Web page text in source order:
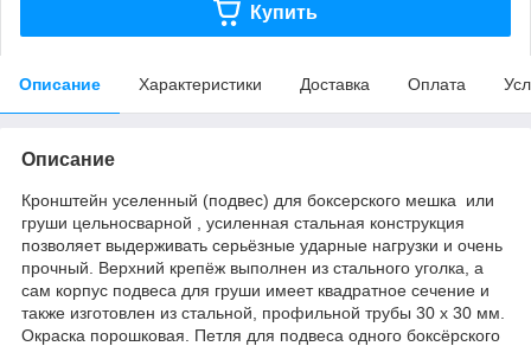
Купить
Описание Характеристики Доставка Оплата
Описание
Кронштейн уселенный (подвес) для боксерского мешка или
груши цельносварной , усиленная стальная конструкция
позволяет выдерживать серьёзные ударные нагрузки и очень
прочный. Верхний крепёж выполнен из стального уголка, а
сам корпус подвеса для груши имеет квадратное сечение и
также изготовлен из стальной, профильной трубы 30 х 30 мм.
Окраска порошковая. Петля для подвеса одного боксёрского